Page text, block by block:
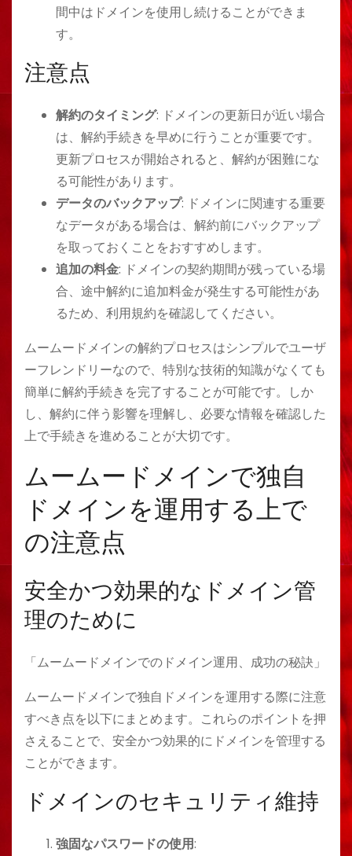
間中はドメインを使用し続けることができま
す。
注意点
解約のタイミング: ドメインの更新日が近い場合
は、解約手続きを早めに行うことが重要です。
更新プロセスが開始されると、解約が困難にな
る可能性があります。
データのバックアップ: ドメインに関連する重要
なデータがある場合は、解約前にバックアップ
を取っておくことをおすすめします。
追加の料金: ドメインの契約期間が残っている場
合、途中解約に追加料金が発生する可能性があ
るため、利用規約を確認してください。
ムームードメインの解約プロセスはシンプルでユーザ
ーフレンドリーなので、特別な技術的知識がなくても
簡単に解約手続きを完了することが可能です。しか
し、解約に伴う影響を理解し、必要な情報を確認した
上で手続きを進めることが大切です。
ムームードメインで独自
ドメインを運用する上で
の注意点
安全かつ効果的なドメイン管
理のために
「ムームードメインでのドメイン運用、成功の秘訣」
ムームードメインで独自ドメインを運用する際に注意
すべき点を以下にまとめます。これらのポイントを押
さえることで、安全かつ効果的にドメインを管理する
ことができます。
ドメインのセキュリティ維持
強固なパスワードの使用: